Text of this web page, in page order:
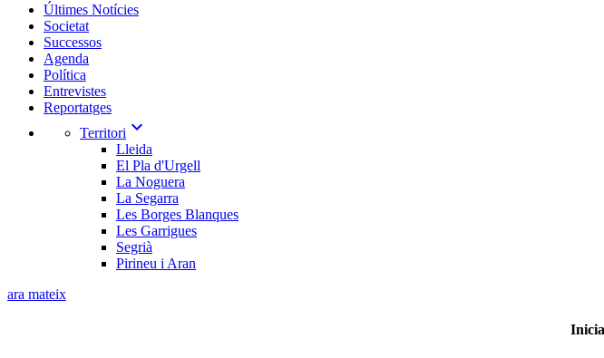
Últimes Notícies
Societat
Successos
Agenda
Política
Entrevistes
Reportatges
Territori expand_more
Lleida
El Pla d'Urgell
La Noguera
La Segarra
Les Borges Blanques
Les Garrigues
Segrià
Pirineu i Aran
ara mateix